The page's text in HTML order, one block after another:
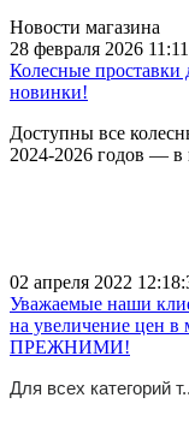
Новости магазина
28 февраля 2026
Колесные проставки
новинки!
Доступны все
2024-2026 годов — в
02 апреля 2022
Уважаемые наши
на увеличение цен
ПРЕЖНИМИ!
Для всех категорий